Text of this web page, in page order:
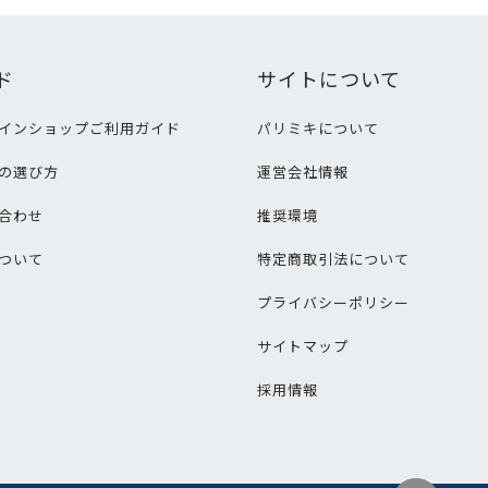
ンショップご利用ガイド
選び方
わせ
いて
サイトについて
パリミキについて
運営会社情報
推奨環境
特定商取引法について
プライバシーポリシー
サイトマップ
採用情報